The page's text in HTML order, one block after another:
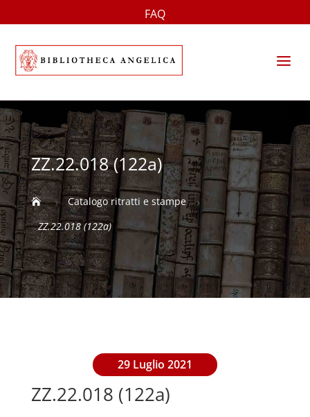
FAQ
a
ZZ.22.018 (122a)
 5 Catalogo ritratti e stampe 5
ZZ.22.018 (122a)
29 Luglio 2021
ZZ.22.018 (122a)